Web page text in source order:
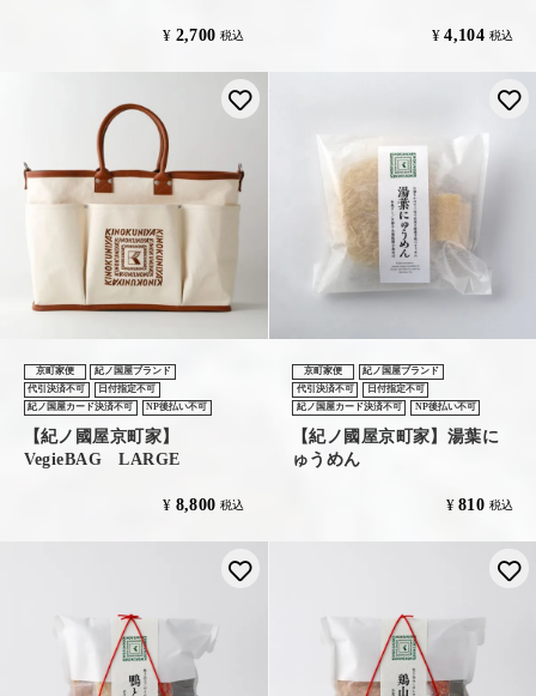
¥ 2,700 税込 ¥ 4,104 税込
京町家便
紀ノ国屋ブランド
代引決済不可
日付指定不可
紀ノ国屋カード決済不可
NP後払い不可
【紀ノ國屋京町家】
VegieBAG LARGE
¥ 8,800 税込
京町家便
紀ノ国屋ブランド
代引決済不可
日付指定不可
紀ノ国屋カード決済不可
NP後払い不可
【紀ノ國屋京町家】湯葉に
ゅうめん
¥ 810 税込